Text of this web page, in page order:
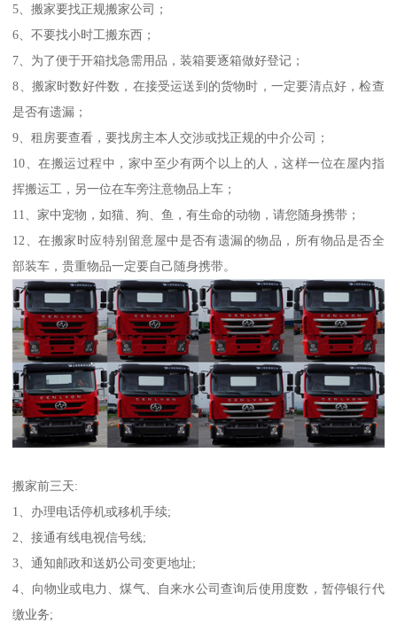
5、搬家要找正规搬家公司；
6、不要找小时工搬东西；
7、为了便于开箱找急需用品，装箱要逐箱做好登记；
8、搬家时数好件数，在接受运送到的货物时，一定要清点好，检查
是否有遗漏；
9、租房要查看，要找房主本人交涉或找正规的中介公司；
10、在搬运过程中，家中至少有两个以上的人，这样一位在屋内指
挥搬运工，另一位在车旁注意物品上车；
11、家中宠物，如猫、狗、鱼，有生命的动物，请您随身携带；
12、在搬家时应特别留意屋中是否有遗漏的物品，所有物品是否全
部装车，贵重物品一定要自己随身携带。
搬家前三天:
1、办理电话停机或移机手续;
2、接通有线电视信号线;
3、通知邮政和送奶公司变更地址;
4、向物业或电力、煤气、自来水公司查询后使用度数，暂停银行代
缴业务;